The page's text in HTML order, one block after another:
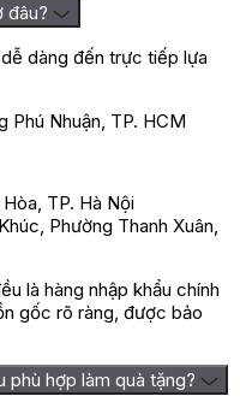
đâu?
dàng đến trực tiếp lựa
Phú Nhuận, TP. HCM
TP. Hà Nội
Phường Thanh Xuân,
là hàng nhập khẩu chính
gốc rõ ràng, được bảo
hợp làm quà tặng?